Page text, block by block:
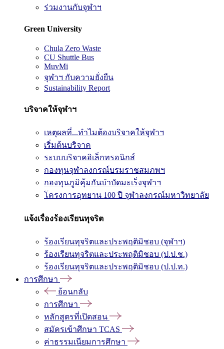
ร่วมงานกับจุฬาฯ
Green University
Chula Zero Waste
CU Shuttle Bus
MuvMi
จุฬาฯ กับความยั่งยืน
Sustainability Report
บริจาคให้จุฬาฯ
เหตุผลที่...ทำไมต้องบริจาคให้จุฬาฯ
เริ่มต้นบริจาค
ระบบบริจาคอิเล็กทรอนิกส์
กองทุนจุฬาลงกรณ์บรมราชสมภพฯ
กองทุนภูมิคุ้มกันบำบัดมะเร็งจุฬาฯ
โครงการอุทยาน 100 ปี จุฬาลงกรณ์มหาวิทยาลัย
แจ้งเรื่องร้องเรียนทุจริต
ร้องเรียนทุจริตและประพฤติมิชอบ (จุฬาฯ)
ร้องเรียนทุจริตและประพฤติมิชอบ (ป.ป.ช.)
ร้องเรียนทุจริตและประพฤติมิชอบ (ป.ป.ท.)
การศึกษา
ย้อนกลับ
การศึกษา
หลักสูตรที่เปิดสอน
สมัครเข้าศึกษา TCAS
ค่าธรรมเนียมการศึกษา